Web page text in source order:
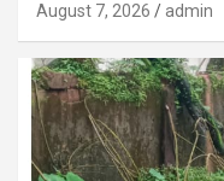
August 7, 2026 admin